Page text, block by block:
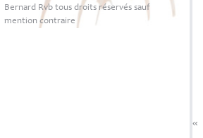
Bernard Rvb tous droits réservés sauf
mention contraire
«